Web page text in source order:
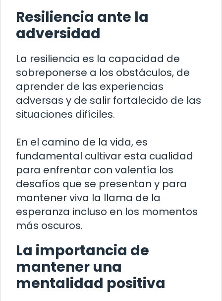
Resiliencia ante la
adversidad
La resiliencia es la capacidad de
sobreponerse a los obstáculos, de
aprender de las experiencias
adversas y de salir fortalecido de las
situaciones difíciles.
En el camino de la vida, es
fundamental cultivar esta cualidad
para enfrentar con valentía los
desafíos que se presentan y para
mantener viva la llama de la
esperanza incluso en los momentos
más oscuros.
La importancia de
mantener una
mentalidad positiva